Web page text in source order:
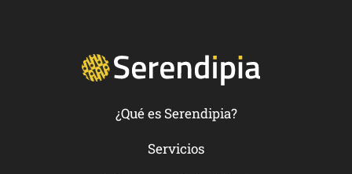
¿Qué es Serendipia?
Servicios